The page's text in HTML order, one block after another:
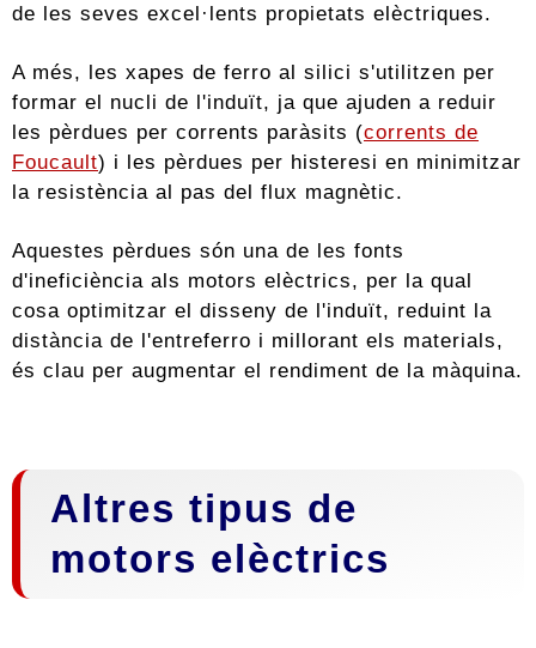
de les seves excel·lents propietats elèctriques.
A més, les xapes de ferro al silici s'utilitzen per
formar el nucli de l'induït, ja que ajuden a reduir
les pèrdues per corrents paràsits (corrents de
Foucault) i les pèrdues per histeresi en minimitzar
la resistència al pas del flux magnètic.
Aquestes pèrdues són una de les fonts
d'ineficiència als motors elèctrics, per la qual
cosa optimitzar el disseny de l'induït, reduint la
distància de l'entreferro i millorant els materials,
és clau per augmentar el rendiment de la màquina.
Altres tipus de
motors elèctrics